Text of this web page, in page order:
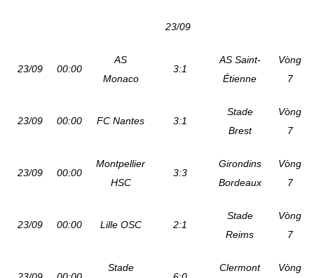
23/09
23/09 00:00
AS
Monaco
3:1
AS Saint-
Étienne
Vòng
7
23/09 00:00 FC Nantes 3:1
Stade
Brest
Vòng
7
23/09 00:00
Montpellier
HSC
3:3
Girondins
Bordeaux
Vòng
7
23/09 00:00 Lille OSC 2:1
Stade
Reims
Vòng
7
Stade
Clermont
Vòng